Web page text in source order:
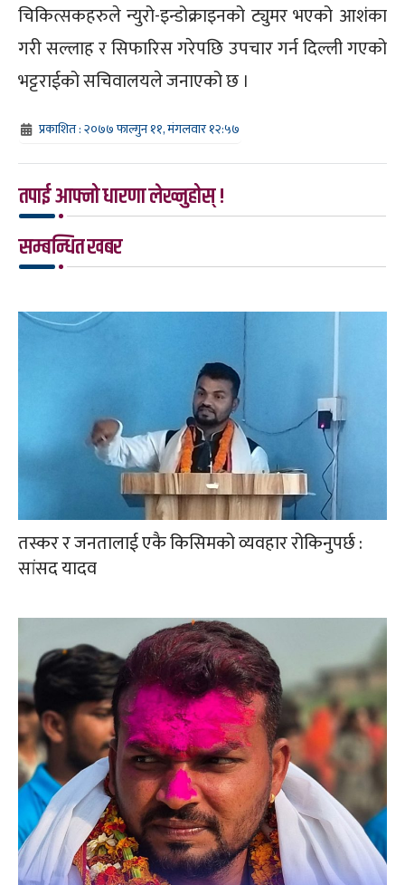
चिकित्सकहरुले न्युरो-इन्डोक्राइनको ट्युमर भएको आशंका
गरी सल्लाह र सिफारिस गरेपछि उपचार गर्न दिल्ली गएको
भट्टराईको सचिवालयले जनाएको छ ।
प्रकाशित : २०७७ फाल्गुन ११, मंगलवार १२:५७
तपाई आफ्नो धारणा लेख्नुहोस् !
सम्बन्धित खबर
तस्कर र जनतालाई एकै किसिमको व्यवहार रोकिनुपर्छ :
सांसद यादव